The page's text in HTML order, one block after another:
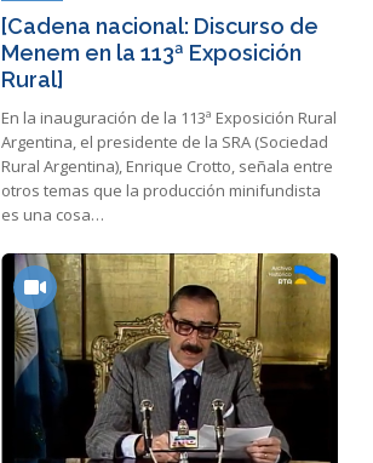
[Cadena nacional: Discurso de
Menem en la 113ª Exposición
Rural]
En la inauguración de la 113ª Exposición Rural
Argentina, el presidente de la SRA (Sociedad
Rural Argentina), Enrique Crotto, señala entre
otros temas que la producción minifundista
es una cosa…